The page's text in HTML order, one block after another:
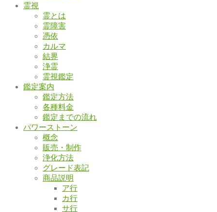
霊視
霊とは
霊障害
憑依
カルマ
結界
浄霊
霊視鑑定
鑑定案内
鑑定方法
各種料金
鑑定までの流れ
パワーストーン
概念
販売・制作
浄化方法
グレード表記
商品説明
ア行
カ行
サ行